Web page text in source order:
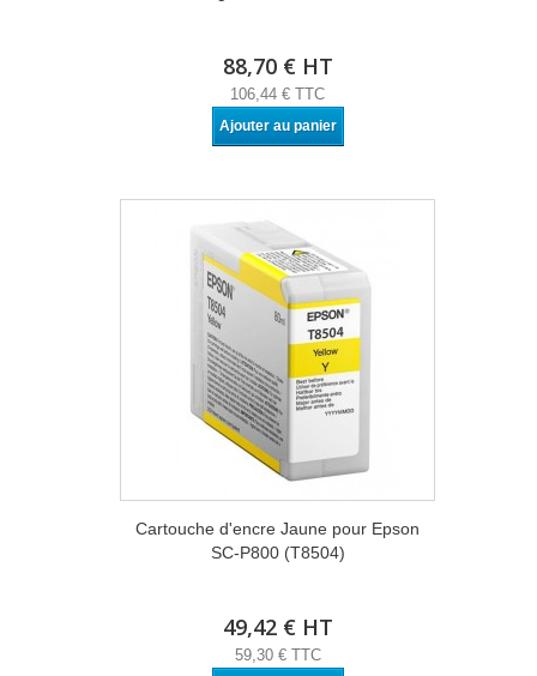
88,70 € HT
106,44 € TTC
Ajouter au panier
Cartouche d'encre Jaune pour Epson
SC-P800 (T8504)
49,42 € HT
59,30 € TTC